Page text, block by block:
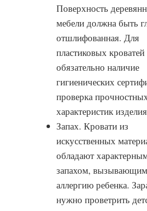
Поверхность
мебели должна быть
отшлифованная. Для
пластиковых кроватей
обязательно наличие
гигиенических
проверка
характеристик
Запах. Кровати из
искусственных
обладают
запахом, вызывающим
аллергию ребенка.
нужно проветрить